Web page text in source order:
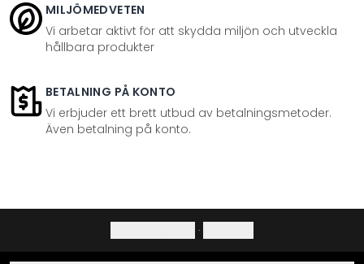
MILJÖMEDVETEN
Vi arbetar aktivt för att skydda miljön och utveckla
hållbara produkter
BETALNING PÅ KONTO
Vi erbjuder ett brett utbud av betalningsmetoder.
Även betalning på konto.
·